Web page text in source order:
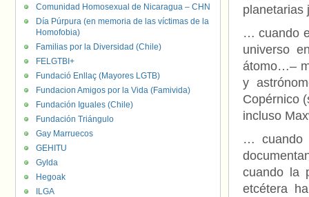
planetarias
… cuando
universo
átomo…–
y
Copérnico
incluso
… cuando
cuando la
etcétera
Comunidad Homosexual de Nicaragua – CHN
Día Púrpura (en memoria de las víctimas de la
Homofobia)
Familias por la Diversidad (Chile)
FELGTBI+
Fundació Enllaç (Mayores LGTB)
Fundacion Amigos por la Vida (Famivida)
Fundación Iguales (Chile)
Fundación Triángulo
Gay Marruecos
GEHITU
Gylda
Hegoak
ILGA